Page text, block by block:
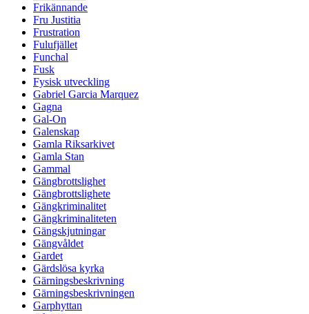
Frikännande
Fru Justitia
Frustration
Fulufjället
Funchal
Fusk
Fysisk utveckling
Gabriel Garcia Marquez
Gagna
Gal-On
Galenskap
Gamla Riksarkivet
Gamla Stan
Gammal
Gängbrottslighet
Gängbrottslighete
Gängkriminalitet
Gängkriminaliteten
Gängskjutningar
Gängvåldet
Gardet
Gärdslösa kyrka
Gärningsbeskrivning
Gärningsbeskrivningen
Garphyttan